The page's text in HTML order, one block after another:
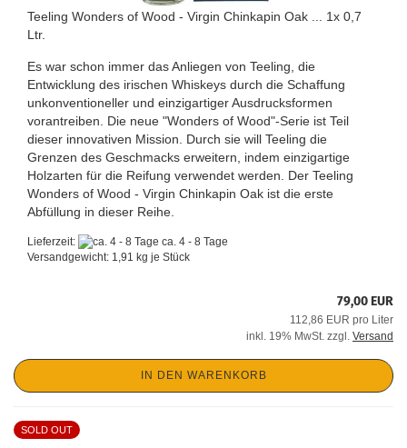
Teeling Wonders of Wood - Virgin Chinkapin Oak ... 1x 0,7
Ltr.
Es war schon immer das Anliegen von Teeling, die
Entwicklung des irischen Whiskeys durch die Schaffung
unkonventioneller und einzigartiger Ausdrucksformen
vorantreiben. Die neue "Wonders of Wood"-Serie ist Teil
dieser innovativen Mission. Durch sie will Teeling die
Grenzen des Geschmacks erweitern, indem einzigartige
Holzarten für die Reifung verwendet werden. Der Teeling
Wonders of Wood - Virgin Chinkapin Oak ist die erste
Abfüllung in dieser Reihe.
Lieferzeit:
ca. 4 - 8 Tage
Versandgewicht: 1,91 kg je Stück
79,00 EUR
112,86 EUR pro Liter
inkl. 19% MwSt. zzgl. Versand
IN DEN WARENKORB
SOLD OUT